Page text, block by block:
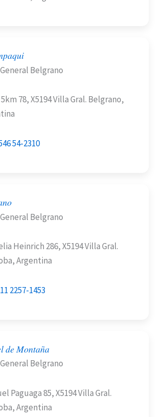
Belgrano
78, X5194 Villa Gral. Belgrano,
54-2310
Belgrano
Heinrich 286, X5194 Villa Gral.
Argentina
2257-1453
de Montaña
Belgrano
Paguaga 85, X5194 Villa Gral.
Argentina